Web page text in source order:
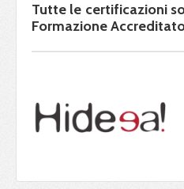
Tutte le certificazioni
Formazione